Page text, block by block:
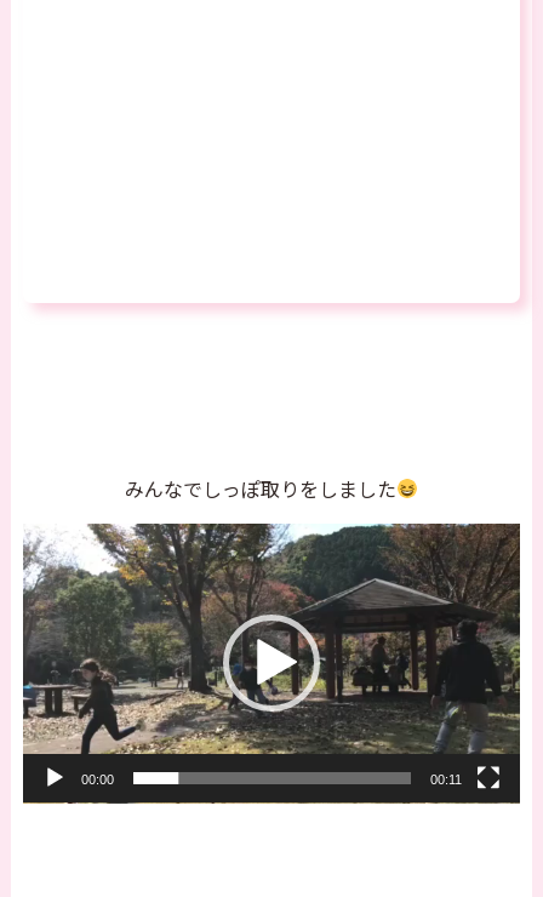
みんなでしっぽ取りをしました
動
画
プ
レ
ー
ヤ
ー
00:00 00:11